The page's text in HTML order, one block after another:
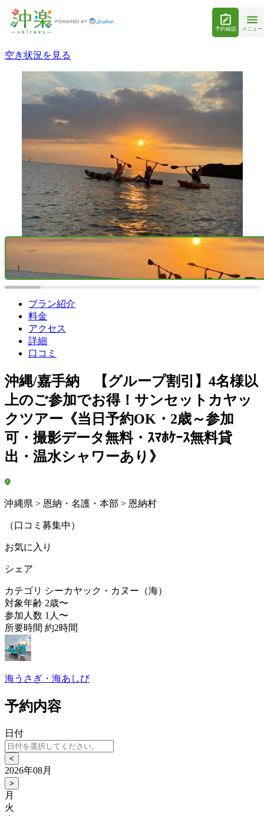
予約確認 メニュー
空き状況を見る
プラン紹介
料金
アクセス
詳細
口コミ
沖縄/嘉手納 【グループ割引】4名様以
上のご参加でお得！サンセットカヤッ
クツアー《当日予約OK・2歳～参加
可・撮影データ無料・ｽﾏﾎｹｰｽ無料貸
出・温水シャワーあり》
沖縄県 > 恩納・名護・本部 > 恩納村
（口コミ募集中）
お気に入り
シェア
カテゴリ シーカヤック・カヌー（海）
対象年齢 2歳〜
参加人数 1人〜
所要時間 約2時間
海うさぎ・海あしび
予約内容
日付
<
2026年08月
>
月
火